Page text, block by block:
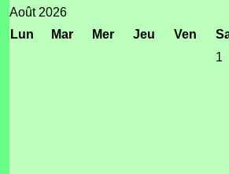
Août 2026
Lun
Mar Mer Jeu Ven
1